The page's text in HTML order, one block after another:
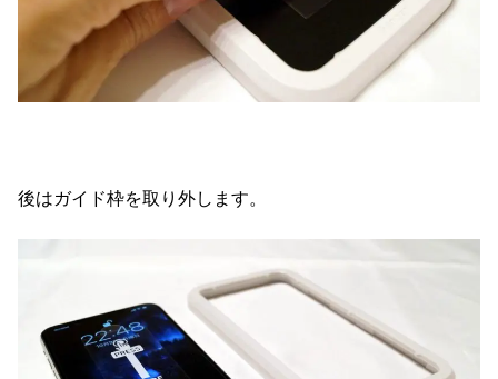
後はガイド枠を取り外します。